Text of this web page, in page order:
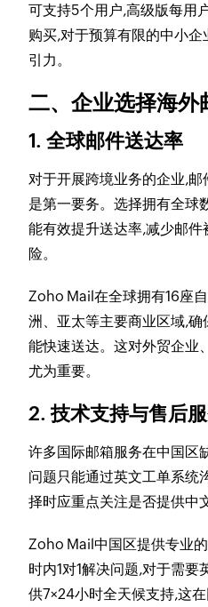
可支持5个用户,高级版每用
购买,对于预算有限的中小
引力。
二、企业选择海外
1. 全球邮件送达率
对于开展跨境业务的企业,
是第一要务。选择拥有全球
能有效提升送达率,减少邮
险。
Zoho Mail在全球拥有16座
洲、亚太等主要商业区域,
能快速送达。这对外贸企业
尤为重要。
2. 技术支持与售后
许多国际邮箱服务在中国区
问题只能通过英文工单系统
择时应重点关注是否提供中
Zoho Mail中国区提供专业
时内1对1解决问题,对于需要
供7×24小时全天候支持,这在